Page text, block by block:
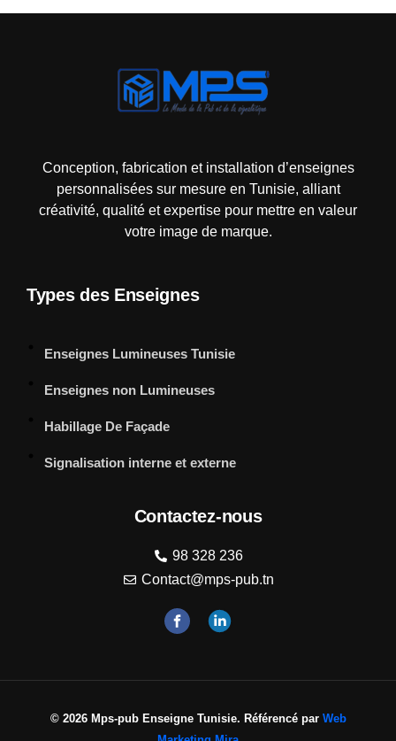
Conception, fabrication et installation d’enseignes
personnalisées sur mesure en Tunisie, alliant
créativité, qualité et expertise pour mettre en valeur
votre image de marque.
Types des Enseignes
Enseignes Lumineuses Tunisie
Enseignes non Lumineuses
Habillage De Façade
Signalisation interne et externe
Contactez-nous
98 328 236
Contact@mps-pub.tn
© 2026 Mps-pub Enseigne Tunisie. Référencé par Web